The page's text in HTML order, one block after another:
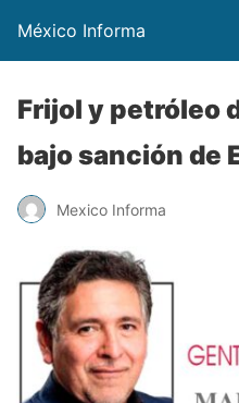
México Informa
Frijol y petróleo
bajo sanción de
Mexico Informa